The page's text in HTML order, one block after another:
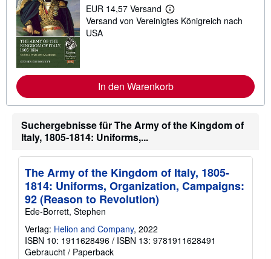
e
n
s
a
n
o
s
n
EUR 14,57 Versand
W
e
I
n
o
m
a
o
n
e
n
s
Versand von Vereinigtes Königreich nach
USA
In den Warenkorb
Suchergebnisse für The Army of the Kingdom of
Italy, 1805-1814: Uniforms,...
The Army of the Kingdom of Italy, 1805-
1814: Uniforms, Organization, Campaigns:
92 (Reason to Revolution)
Ede-Borrett, Stephen
Verlag: Helion and Company, 2022
ISBN 10: 1911628496 / ISBN 13: 9781911628491
Gebraucht / Paperback